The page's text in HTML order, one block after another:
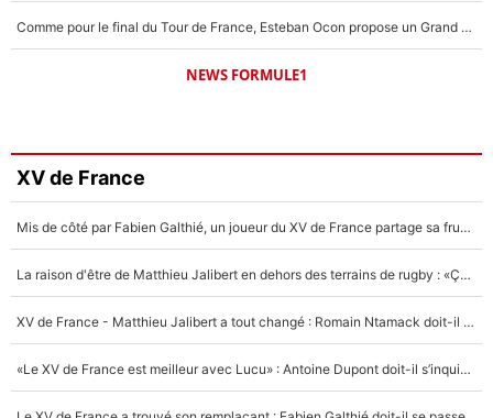
Comme pour le final du Tour de France, Esteban Ocon propose un Grand Prix de Formule 1 à Paris : «Autour de l’Arc de Triomphe, ce serait génial» !
NEWS FORMULE1
XV de France
Mis de côté par Fabien Galthié, un joueur du XV de France partage sa frustration : «ils ne me l’ont pas dit tout de suite»
La raison d'être de Matthieu Jalibert en dehors des terrains de rugby : «Ça m'atteint autant que si tu touches à un membre de ma famille»
XV de France - Matthieu Jalibert a tout changé : Romain Ntamack doit-il s’inquiéter pour sa place à un an de la Coupe du monde ?
«Le XV de France est meilleur avec Lucu» : Antoine Dupont doit-il s’inquiéter pour sa place ?